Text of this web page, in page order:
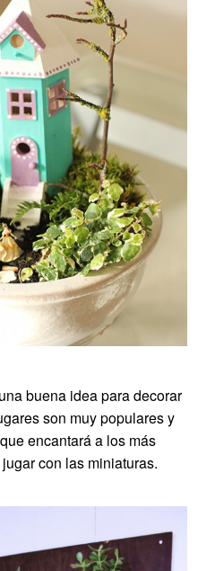
buena idea para decorar
son muy populares y
encantará a los más
con las miniaturas.